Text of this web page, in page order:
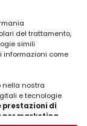
del trattamento,
simili
informazioni come
nella nostra
e tecnologie
prestazioni di
per marketing